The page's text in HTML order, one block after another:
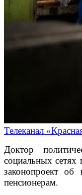
Телеканал
Доктор
социальных сетях
законопроект об
пенсионерам.